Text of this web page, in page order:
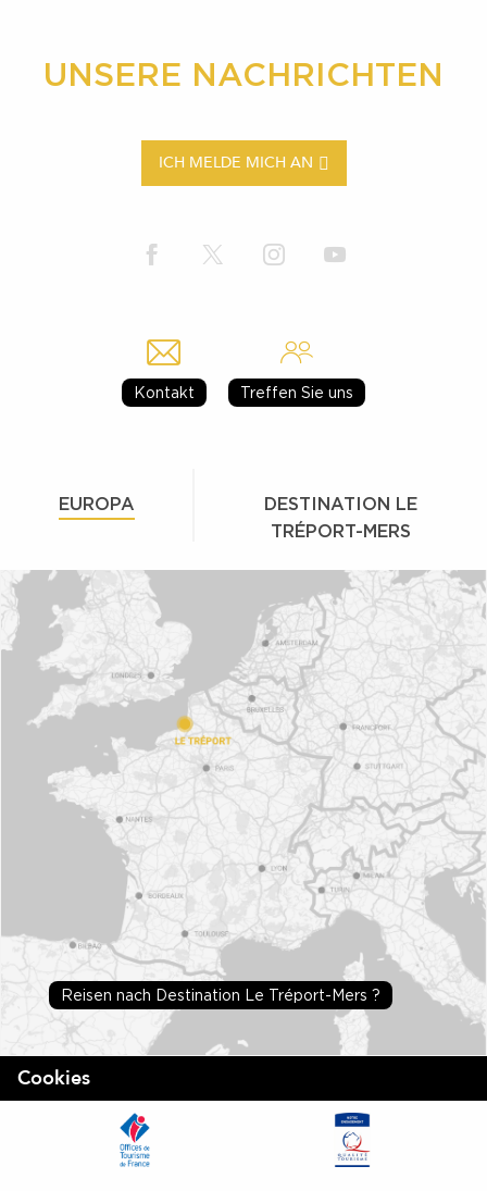
UNSERE NACHRICHTEN
ICH MELDE MICH AN
Kontakt Treffen Sie uns
EUROPA
DESTINATION LE
TRÉPORT-MERS
Reisen nach Destination Le Tréport-Mers ?
Cookies